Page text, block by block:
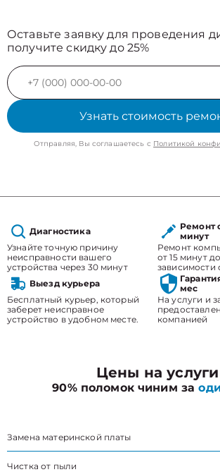
Оставьте заявку для проведения
получите скидку до 25%
Узнать стоимость
Отправляя, Вы соглашаетесь с Политикой
Диагностика
Узнайте точную причину
неисправности вашего
устройства через 30 минут
Ремонт
минут
Ремонт
от 15 минут
зависимости
Выезд курьера
Бесплатный курьер, который
заберет неисправное
устройство в удобном месте.
мес
На услуги и
компанией
Цены на услуги
90% поломок чиним за
Замена материнской платы
Чистка от пыли